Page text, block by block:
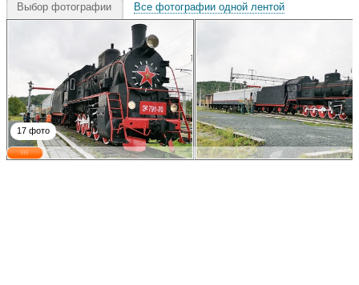
Выбор фотографии Все фотографии одной лентой
17 фото